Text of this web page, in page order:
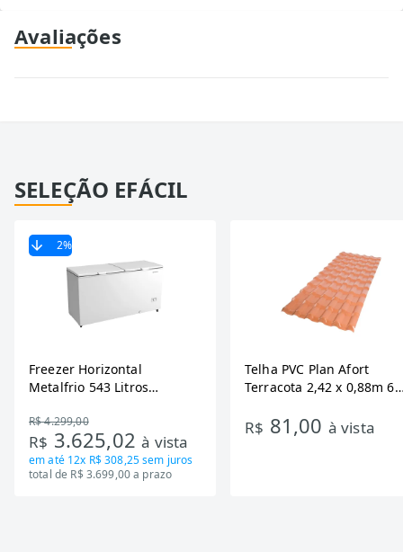
Avaliações
SELEÇÃO EFÁCIL
2%
Freezer Horizontal
Metalfrio 543 Litros
Tecnologia Inverter, Branco,
Bivolt
R$ 4.299,00
R$ 3.625,02à vista
em até 12x R$ 308,25sem juros
total de R$ 3.699,00 a prazo
Telha PVC Plan Afort
Terracota 2,42 x 0,88m 6
R$ 81,00 à vista